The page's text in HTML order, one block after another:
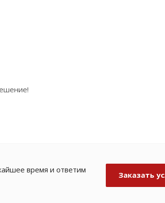
время и ответим
Заказать